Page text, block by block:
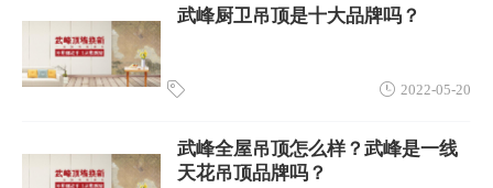
武峰厨卫吊顶是十大品牌吗？
2022-05-20
武峰全屋吊顶怎么样？武峰是一线
天花吊顶品牌吗？